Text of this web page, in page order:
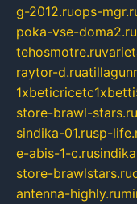
g-2012.ruops-
poka-vse-doma2.ru
tehosmotre.ru
raytor-d.ru
store-brawl-stars.ru
sindika-01.rusp-
e-abis-1-c.ru
store-brawlstars.ru
antenna-highly.ru